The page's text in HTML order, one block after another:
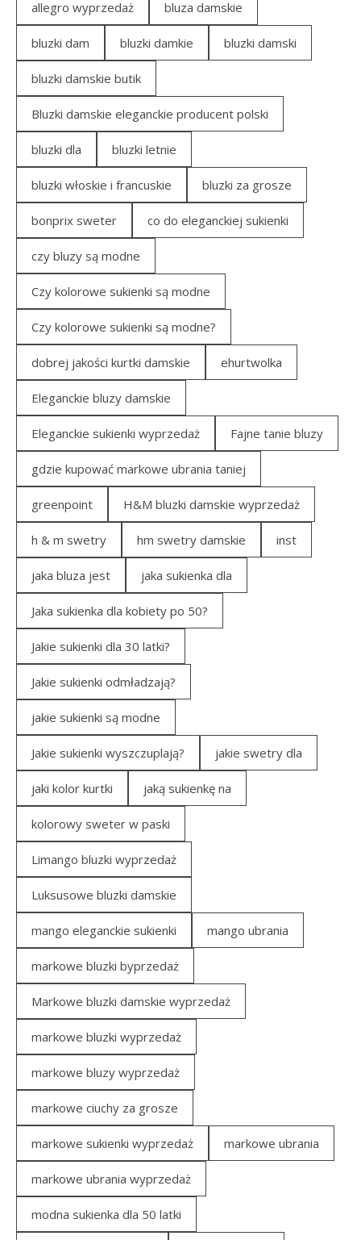
allegro wyprzedaż bluza damskie
bluzki dam bluzki damkie bluzki damski
bluzki damskie butik
Bluzki damskie eleganckie producent polski
bluzki dla bluzki letnie
bluzki włoskie i francuskie bluzki za grosze
bonprix sweter co do eleganckiej sukienki
czy bluzy są modne
Czy kolorowe sukienki są modne
Czy kolorowe sukienki są modne?
dobrej jakości kurtki damskie ehurtwolka
Eleganckie bluzy damskie
Eleganckie sukienki wyprzedaż Fajne tanie bluzy
gdzie kupować markowe ubrania taniej
greenpoint H&M bluzki damskie wyprzedaż
h & m swetry hm swetry damskie inst
jaka bluza jest jaka sukienka dla
Jaka sukienka dla kobiety po 50?
Jakie sukienki dla 30 latki?
Jakie sukienki odmładzają?
jakie sukienki są modne
Jakie sukienki wyszczuplają? jakie swetry dla
jaki kolor kurtki jaką sukienkę na
kolorowy sweter w paski
Limango bluzki wyprzedaż
Luksusowe bluzki damskie
mango eleganckie sukienki mango ubrania
markowe bluzki byprzedaż
Markowe bluzki damskie wyprzedaż
markowe bluzki wyprzedaż
markowe bluzy wyprzedaż
markowe ciuchy za grosze
markowe sukienki wyprzedaż markowe ubrania
markowe ubrania wyprzedaż
modna sukienka dla 50 latki